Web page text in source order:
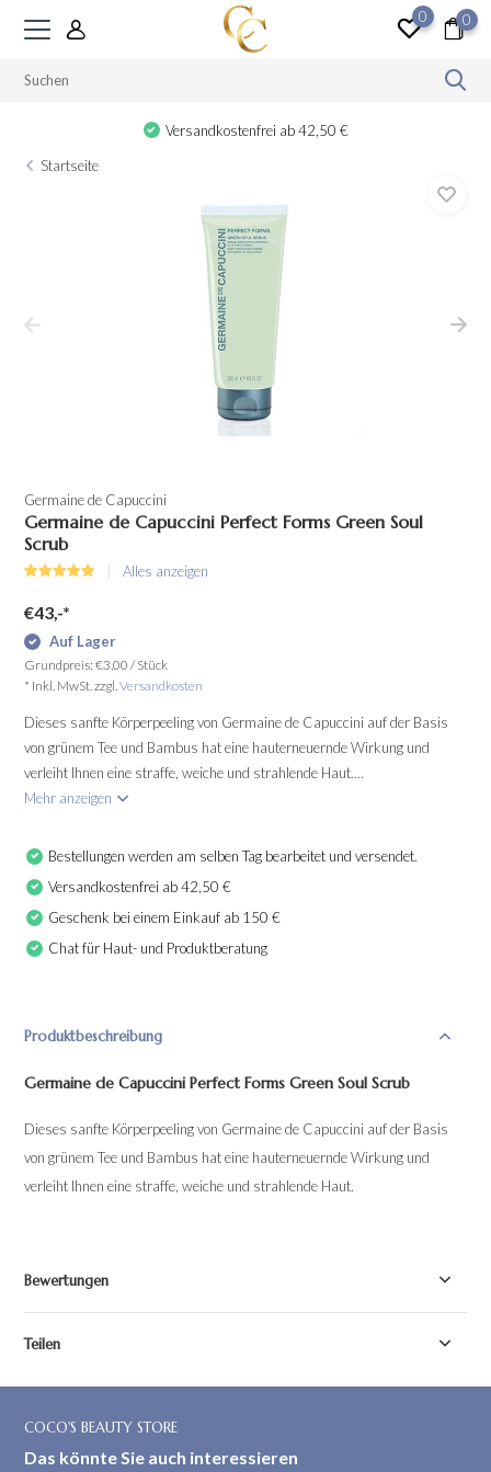
0 0
Versandkostenfrei ab 42,50 €
Startseite
Germaine de Capuccini
Germaine de Capuccini Perfect Forms Green Soul
Scrub
Alles anzeigen
€43,-*
Auf Lager
Grundpreis:€3,00 / Stück
* Inkl. MwSt. zzgl.Versandkosten
Dieses sanfte Körperpeeling von Germaine de Capuccini auf der Basis
von grünem Tee und Bambus hat eine hauterneuernde Wirkung und
verleiht Ihnen eine straffe, weiche und strahlende Haut....
Mehr anzeigen
Bestellungen werden am selben Tag bearbeitet und versendet.
Versandkostenfrei ab 42,50 €
Geschenk bei einem Einkauf ab 150 €
Chat für Haut- und Produktberatung
Produktbeschreibung
Germaine de Capuccini Perfect Forms Green Soul Scrub
Dieses sanfte Körperpeeling von Germaine de Capuccini auf der Basis
von grünem Tee und Bambus hat eine hauterneuernde Wirkung und
verleiht Ihnen eine straffe, weiche und strahlende Haut.
Bewertungen
Teilen
COCO'S BEAUTY STORE
Das könnte Sie auch interessieren